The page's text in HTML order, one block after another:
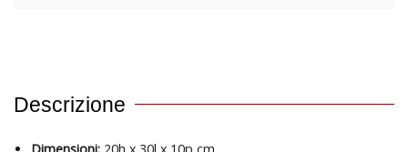
Descrizione